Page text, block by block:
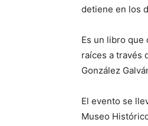
detiene en los
Es un libro que
raíces a través
González
El evento se
Museo